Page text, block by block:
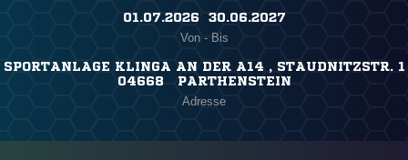
01.07.2026 ​ 30.06.2027
Von - Bis
SPORTANLAGE KLINGA AN DER A14 , STAUDNITZSTR. 1
04668 PARTHENSTEIN
Adresse